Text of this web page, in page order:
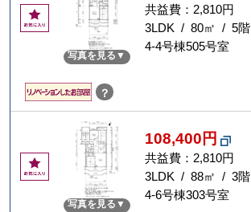
お
気
写真を見る
共益費：2,810円
3LDK / 80㎡ / 5階
4-4号棟505号室
？
お
気
写真を見る
108,400円
共益費：2,810円
3LDK / 88㎡ / 3階
4-6号棟303号室